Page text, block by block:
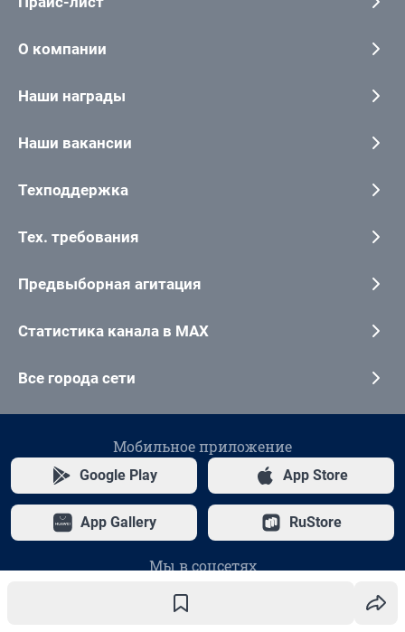
О компании
Наши награды
Наши вакансии
Техподдержка
Тех. требования
Предвыборная агитация
Статистика канала в MAX
Все города сети
Мобильное приложение
Google Play App Store
App Gallery RuStore
Мы в соцсетях